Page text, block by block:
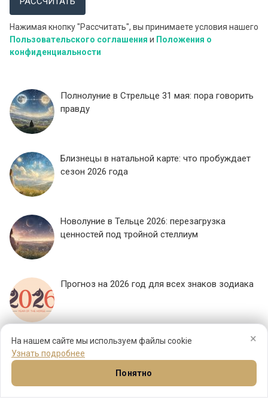
×
На нашем сайте мы используем файлы cookie
Узнать подробнее
Понятно
Нажимая кнопку "Рассчитать", вы принимаете условия нашего
Пользовательского соглашения и Положения о
конфиденциальности
Полнолуние в Стрельце 31 мая: пора говорить
правду
Близнецы в натальной карте: что пробуждает
сезон 2026 года
Новолуние в Тельце 2026: перезагрузка
ценностей под тройной стеллиум
Прогноз на 2026 год для всех знаков зодиака
ЕЩЕ...